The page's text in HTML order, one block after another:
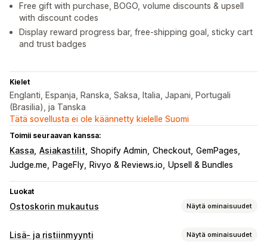
Free gift with purchase, BOGO, volume discounts & upsell
with discount codes
Display reward progress bar, free-shipping goal, sticky cart
and trust badges
Kielet
Englanti, Espanja, Ranska, Saksa, Italia, Japani, Portugali
(Brasilia), ja Tanska
Tätä sovellusta ei ole käännetty kielelle Suomi
Toimii seuraavan kanssa:
Kassa Asiakastilit Shopify Admin Checkout GemPages
Judge.me
PageFly Rivyo & Reviews.io Upsell & Bundles
Luokat
Ostoskorin mukautus Näytä ominaisuudet
Ostoskorin näkymä
Lisä- ja ristiinmyynti Näytä ominaisuudet